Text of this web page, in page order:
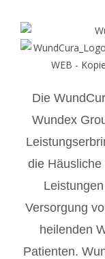
Die
Wundex
die
Versorgung
heilenden
Patienten.